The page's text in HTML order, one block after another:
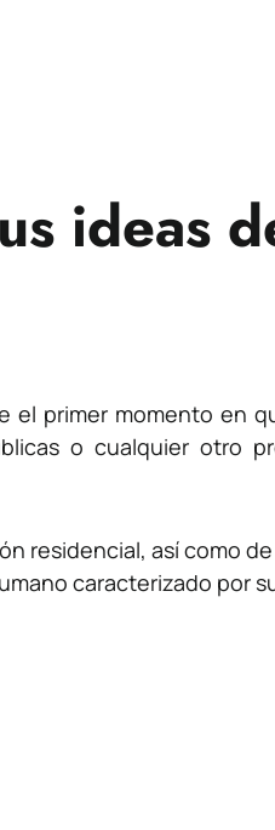
ideas
el primer momento en
o cualquier otro
residencial, así como de
caracterizado por